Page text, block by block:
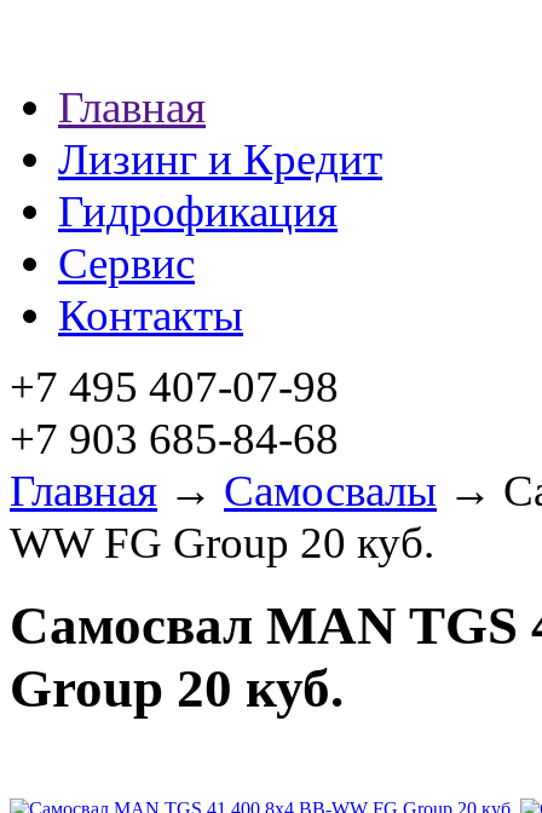
Главная
Лизинг и Кредит
Гидрофикация
Сервис
Контакты
+7 495 407-07-98
+7 903 685-84-68
Главная → Самосвалы →
WW FG Group 20 куб.
Самосвал MAN TGS
Group 20 куб.